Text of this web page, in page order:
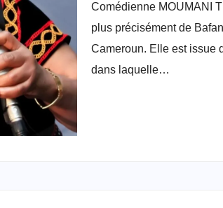
Comédienne MOUMANI
plus précisément de
Cameroun. Elle est issue
dans laquelle…